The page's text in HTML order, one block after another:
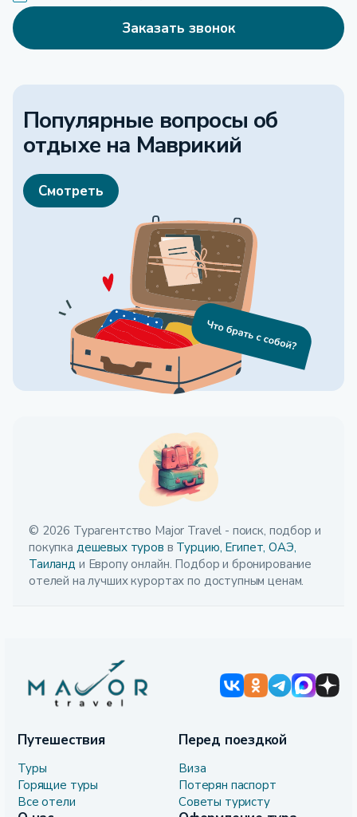
Заказать звонок
Популярные вопросы об
отдыхе на Маврикий
Смотреть
© 2026 Турагентство Major Travel - поиск, подбор и
покупка дешевых туров в Турцию, Египет, ОАЭ,
Таиланд и Европу онлайн. Подбор и бронирование
отелей на лучших курортах по доступным ценам.
Путешествия
Туры
Горящие туры
Все отели
Перед поездкой
Виза
Потерян паспорт
Советы туристу